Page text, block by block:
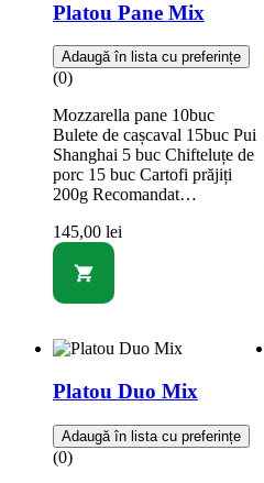
Platou Pane Mix
Adaugă în lista cu preferințe
(0)
Mozzarella pane 10buc
Bulete de cașcaval 15buc Pui
Shanghai 5 buc Chifteluțe de
porc 15 buc Cartofi prăjiți
200g Recomandat…
145,00 lei
Platou Duo Mix
Adaugă în lista cu preferințe
(0)